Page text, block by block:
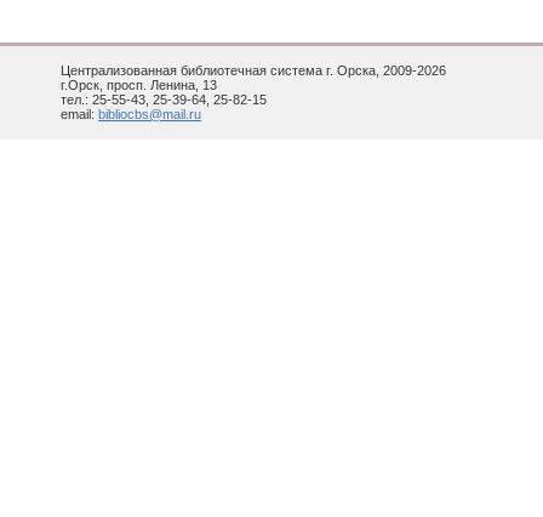
Централизованная библиотечная система г. Орска, 2009-2026
г.Орск, просп. Ленина, 13
тел.: 25-55-43, 25-39-64, 25-82-15
email: bibliocbs@mail.ru